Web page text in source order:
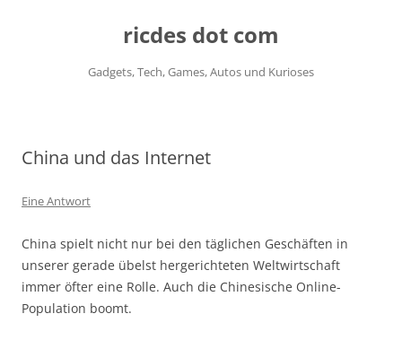
ricdes dot com
Gadgets, Tech, Games, Autos und Kurioses
China und das Internet
Eine Antwort
China spielt nicht nur bei den täglichen Geschäften in
unserer gerade übelst hergerichteten Weltwirtschaft
immer öfter eine Rolle. Auch die Chinesische Online-
Population boomt.